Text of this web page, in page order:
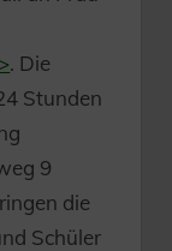
. Die
Stunden
9
die
Schüler